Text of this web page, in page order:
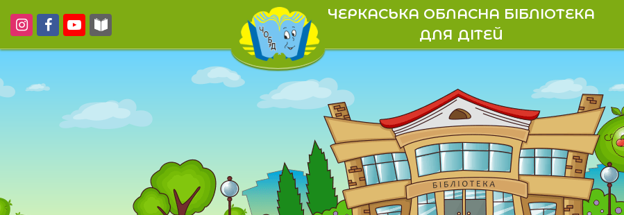
ЧЕРКАСЬКА ОБЛАСНА БІБЛІОТЕКА
ДЛЯ ДІТЕЙ